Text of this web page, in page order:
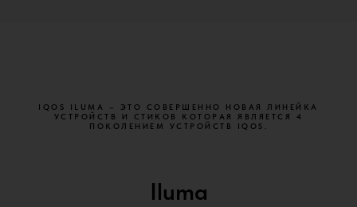
IQOS ILUMA – ЭТО СОВЕРШЕННО НОВАЯ ЛИНЕЙКА
УСТРОЙСТВ И СТИКОВ КОТОРАЯ ЯВЛЯЕТСЯ 4
ПОКОЛЕНИЕМ УСТРОЙСТВ IQOS.
Iluma